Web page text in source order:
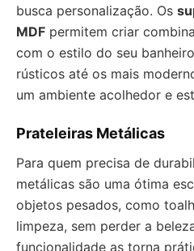
busca personalização. Os
MDF permitem criar
com o estilo do seu
rústicos até os mais
um ambiente acolhedor e
Prateleiras Metálicas
Para quem precisa de
metálicas são uma ótima
objetos pesados, como
limpeza, sem perder a
funcionalidade as torna